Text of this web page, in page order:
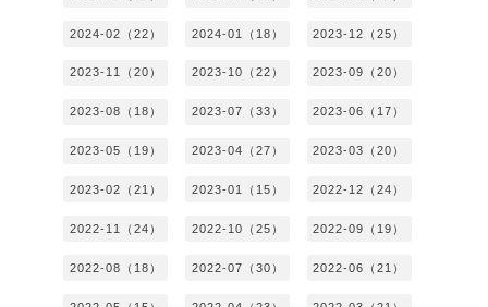
2024-02（22） 2024-01（18） 2023-12（25）
2023-11（20） 2023-10（22） 2023-09（20）
2023-08（18） 2023-07（33） 2023-06（17）
2023-05（19） 2023-04（27） 2023-03（20）
2023-02（21） 2023-01（15） 2022-12（24）
2022-11（24） 2022-10（25） 2022-09（19）
2022-08（18） 2022-07（30） 2022-06（21）